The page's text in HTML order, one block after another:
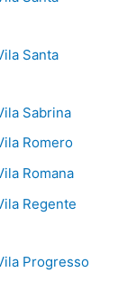
Santa
Sabrina
Romero
Romana
Regente
Progresso